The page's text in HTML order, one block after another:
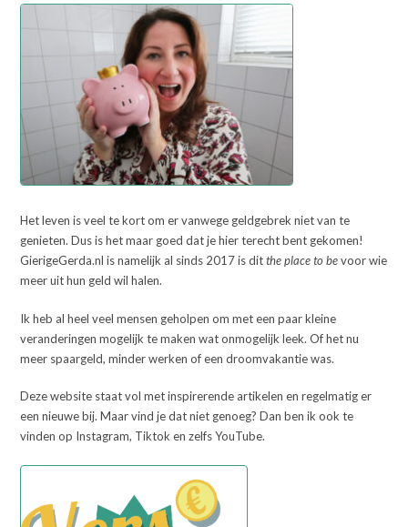
Het leven is veel te kort om er vanwege geldgebrek niet van te
genieten. Dus is het maar goed dat je hier terecht bent gekomen!
GierigeGerda.nl is namelijk al sinds 2017 is ditthe place to bevoor wie
meer uit hun geld wil halen.
Ik heb al heel veel mensen geholpen om met een paar kleine
veranderingen mogelijk te maken wat onmogelijk leek. Of het nu
meer spaargeld, minder werken of een droomvakantie was.
Deze website staat vol met inspirerende artikelen en regelmatig er
een nieuwe bij. Maar vind je dat niet genoeg? Dan ben ik ook te
vinden op Instagram, Tiktok en zelfs YouTube.